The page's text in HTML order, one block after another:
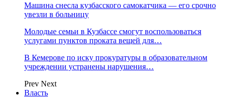
Машина снесла кузбасского самокатчика — его срочно
увезли в больницу
Молодые семьи в Кузбассе смогут воспользоваться
услугами пунктов проката вещей для…
В Кемерове по иску прокуратуры в образовательном
учреждении устранены нарушения…
Prev Next
Власть